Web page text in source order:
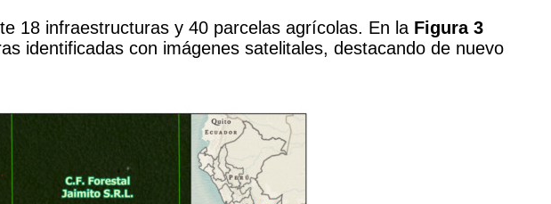
18 infraestructuras y 40 parcelas agrícolas. En la Figura 3
identificadas con imágenes satelitales, destacando de nuevo